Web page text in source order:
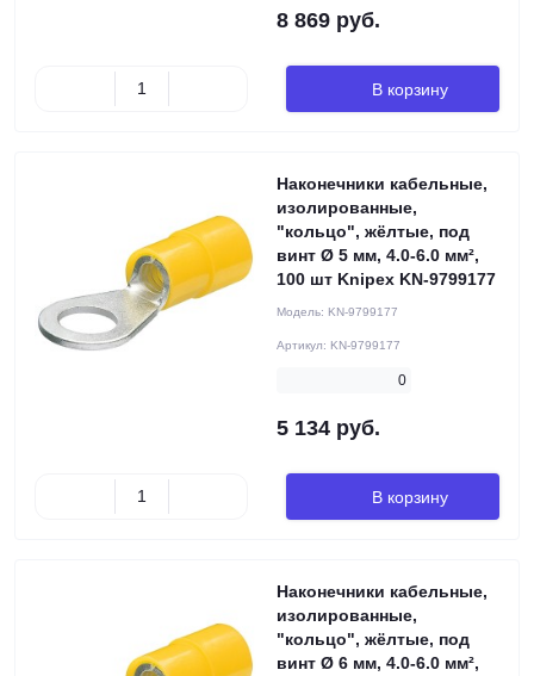
8 869 руб.
В корзину
Наконечники кабельные,
изолированные,
"кольцо", жёлтые, под
винт Ø 5 мм, 4.0-6.0 мм²,
100 шт Knipex KN-9799177
Модель: KN-9799177
Артикул: KN-9799177
0
5 134 руб.
В корзину
Наконечники кабельные,
изолированные,
"кольцо", жёлтые, под
винт Ø 6 мм, 4.0-6.0 мм²,